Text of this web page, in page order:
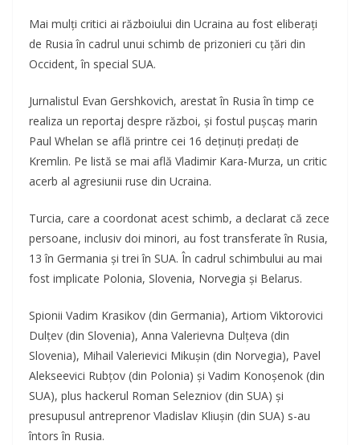
Mai mulți critici ai războiului din Ucraina au fost eliberați
de Rusia în cadrul unui schimb de prizonieri cu țări din
Occident, în special SUA.
Jurnalistul Evan Gershkovich, arestat în Rusia în timp ce
realiza un reportaj despre război, şi fostul puşcaş marin
Paul Whelan se află printre cei 16 deținuți predați de
Kremlin. Pe listă se mai află Vladimir Kara-Murza, un critic
acerb al agresiunii ruse din Ucraina.
Turcia, care a coordonat acest schimb, a declarat că zece
persoane, inclusiv doi minori, au fost transferate în Rusia,
13 în Germania şi trei în SUA. În cadrul schimbului au mai
fost implicate Polonia, Slovenia, Norvegia şi Belarus.
Spionii Vadim Krasikov (din Germania), Artiom Viktorovici
Dulţev (din Slovenia), Anna Valerievna Dulţeva (din
Slovenia), Mihail Valerievici Mikuşin (din Norvegia), Pavel
Alekseevici Rubţov (din Polonia) și Vadim Konoşenok (din
SUA), plus hackerul Roman Selezniov (din SUA) și
presupusul antreprenor Vladislav Kliuşin (din SUA) s-au
întors în Rusia.